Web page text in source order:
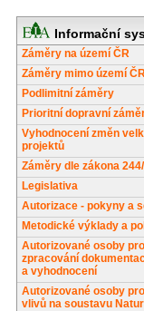
Informační
Záměry na území ČR
Záměry mimo území
Podlimitní záměry
Prioritní dopravní
Vyhodnocení změn
projektů
Záměry dle zákona
Legislativa
Autorizace - pokyny a
Metodické výklady a
Autorizované osoby pro
zpracování
a vyhodnocení
Autorizované osoby
vlivů na soustavu